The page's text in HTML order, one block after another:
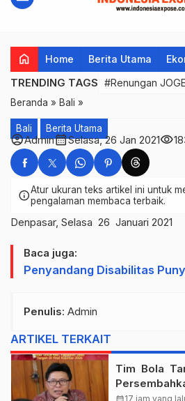
home Home Berita Utama
TRENDING TAGS #Renungan
Beranda » Bali »
Bali Berita Utama
account_circleAdmincalendar_monthSelasa, 26 Jan 2021visibility
infoAtur ukuran teks artikel ini untuk
pengalaman membaca terbaik.
Denpasar, Selasa 26 Januari 2021
Baca juga:
Penyandang Disabilitas
Penulis: Admin
ARTIKEL TERKAIT
Tim Bola
, Taklukkan
17 jam yang